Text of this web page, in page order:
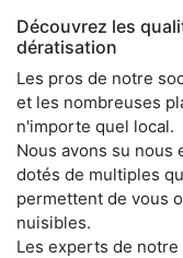
Découvrez les
dératisation
Les pros de notre
et les nombreuses
n'importe quel local.
Nous avons su
dotés de multiples
permettent de vous
nuisibles.
Les experts de